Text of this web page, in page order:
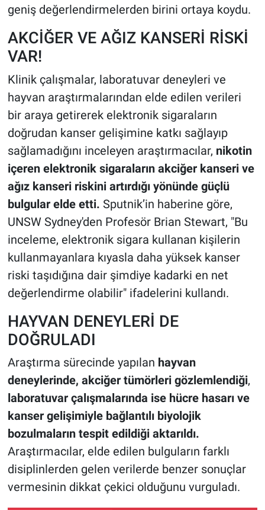
geniş değerlendirmelerden birini ortaya koydu.
AKCİĞER VE AĞIZ KANSERİ RİSKİ
VAR!
Klinik çalışmalar, laboratuvar deneyleri ve
hayvan araştırmalarından elde edilen verileri
bir araya getirerek elektronik sigaraların
doğrudan kanser gelişimine katkı sağlayıp
sağlamadığını inceleyen araştırmacılar, nikotin
içeren elektronik sigaraların akciğer kanseri ve
ağız kanseri riskini artırdığı yönünde güçlü
bulgular elde etti. Sputnik’in haberine göre,
UNSW Sydney'den Profesör Brian Stewart, "Bu
inceleme, elektronik sigara kullanan kişilerin
kullanmayanlara kıyasla daha yüksek kanser
riski taşıdığına dair şimdiye kadarki en net
değerlendirme olabilir" ifadelerini kullandı.
HAYVAN DENEYLERİ DE
DOĞRULADI
Araştırma sürecinde yapılan hayvan
deneylerinde, akciğer tümörleri gözlemlendiği,
laboratuvar çalışmalarında ise hücre hasarı ve
kanser gelişimiyle bağlantılı biyolojik
bozulmaların tespit edildiği aktarıldı.
Araştırmacılar, elde edilen bulguların farklı
disiplinlerden gelen verilerde benzer sonuçlar
vermesinin dikkat çekici olduğunu vurguladı.